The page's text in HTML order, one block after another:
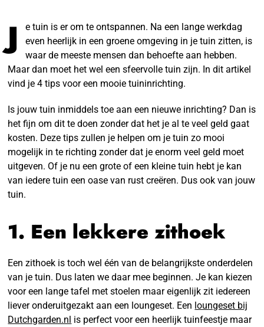
J
e tuin is er om te ontspannen. Na een lange werkdag
even heerlijk in een groene omgeving in je tuin zitten, is
waar de meeste mensen dan behoefte aan hebben.
Maar dan moet het wel een sfeervolle tuin zijn. In dit artikel
vind je 4 tips voor een mooie tuininrichting.
Is jouw tuin inmiddels toe aan een nieuwe inrichting? Dan is
het fijn om dit te doen zonder dat het je al te veel geld gaat
kosten. Deze tips zullen je helpen om je tuin zo mooi
mogelijk in te richting zonder dat je enorm veel geld moet
uitgeven. Of je nu een grote of een kleine tuin hebt je kan
van iedere tuin een oase van rust creëren. Dus ook van jouw
tuin.
1. Een lekkere zithoek
Een zithoek is toch wel één van de belangrijkste onderdelen
van je tuin. Dus laten we daar mee beginnen. Je kan kiezen
voor een lange tafel met stoelen maar eigenlijk zit iedereen
liever onderuitgezakt aan een loungeset. Een loungeset bij
Dutchgarden.nl is perfect voor een heerlijk tuinfeestje maar